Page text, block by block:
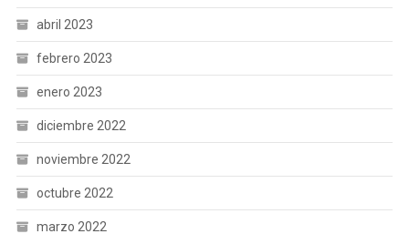
abril 2023
febrero 2023
enero 2023
diciembre 2022
noviembre 2022
octubre 2022
marzo 2022